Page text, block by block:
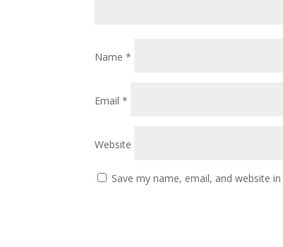
Name*
Email*
Website
Save my name, email, and website